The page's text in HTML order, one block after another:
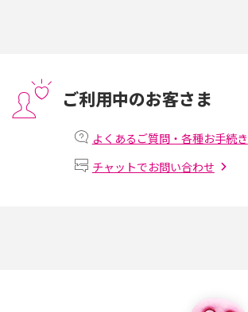
非通知設定とは？184で電話をかける方法や
iPhone・Androidの設定を解説
ご利用中のお客さま
よくあるご質問・各種お手続き
チャットでお問い合わせ